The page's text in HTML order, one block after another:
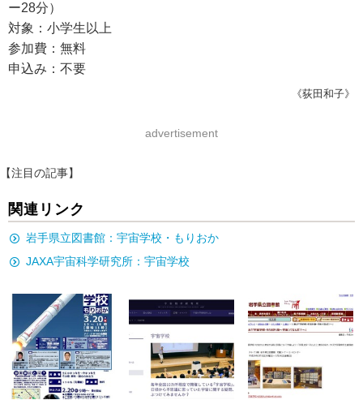
ー28分）
対象：小学生以上
参加費：無料
申込み：不要
《荻田和子》
advertisement
【注目の記事】
関連リンク
岩手県立図書館：宇宙学校・もりおか
JAXA宇宙科学研究所：宇宙学校